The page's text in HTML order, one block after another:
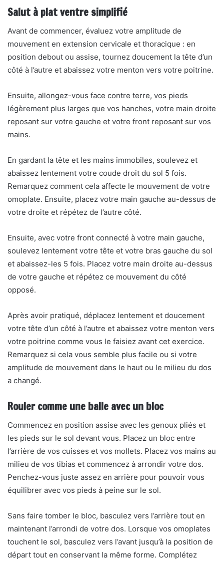
Salut à plat ventre simplifié
Avant de commencer, évaluez votre amplitude de
mouvement en extension cervicale et thoracique : en
position debout ou assise, tournez doucement la tête d’un
côté à l’autre et abaissez votre menton vers votre poitrine.
Ensuite, allongez-vous face contre terre, vos pieds
légèrement plus larges que vos hanches, votre main droite
reposant sur votre gauche et votre front reposant sur vos
mains.
En gardant la tête et les mains immobiles, soulevez et
abaissez lentement votre coude droit du sol 5 fois.
Remarquez comment cela affecte le mouvement de votre
omoplate. Ensuite, placez votre main gauche au-dessus de
votre droite et répétez de l’autre côté.
Ensuite, avec votre front connecté à votre main gauche,
soulevez lentement votre tête et votre bras gauche du sol
et abaissez-les 5 fois. Placez votre main droite au-dessus
de votre gauche et répétez ce mouvement du côté
opposé.
Après avoir pratiqué, déplacez lentement et doucement
votre tête d’un côté à l’autre et abaissez votre menton vers
votre poitrine comme vous le faisiez avant cet exercice.
Remarquez si cela vous semble plus facile ou si votre
amplitude de mouvement dans le haut ou le milieu du dos
a changé.
Rouler comme une balle avec un bloc
Commencez en position assise avec les genoux pliés et
les pieds sur le sol devant vous. Placez un bloc entre
l’arrière de vos cuisses et vos mollets. Placez vos mains au
milieu de vos tibias et commencez à arrondir votre dos.
Penchez-vous juste assez en arrière pour pouvoir vous
équilibrer avec vos pieds à peine sur le sol.
Sans faire tomber le bloc, basculez vers l’arrière tout en
maintenant l’arrondi de votre dos. Lorsque vos omoplates
touchent le sol, basculez vers l’avant jusqu’à la position de
départ tout en conservant la même forme. Complétez